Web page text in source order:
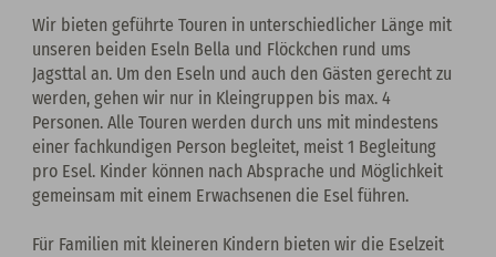
Wir bieten geführte Touren in unterschiedlicher Länge mit
unseren beiden Eseln Bella und Flöckchen rund ums
Jagsttal an. Um den Eseln und auch den Gästen gerecht zu
werden, gehen wir nur in Kleingruppen bis max. 4
Personen. Alle Touren werden durch uns mit mindestens
einer fachkundigen Person begleitet, meist 1 Begleitung
pro Esel. Kinder können nach Absprache und Möglichkeit
gemeinsam mit einem Erwachsenen die Esel führen.
Für Familien mit kleineren Kindern bieten wir die Eselzeit